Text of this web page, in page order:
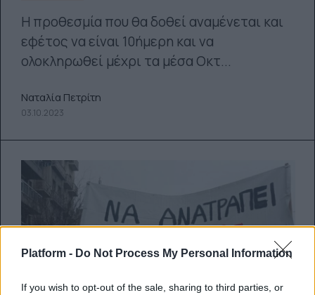
Platform - Do Not Process My Personal Information
If you wish to opt-out of the sale, sharing to third parties, or
Η προθεσμία που θα δοθεί αναμένεται και
εφέτος να είναι 10ήμερη και να
ολοκληρωθεί μέχρι τα μέσα Οκτ...
Ναταλία Πετρίτη
03.10.2023